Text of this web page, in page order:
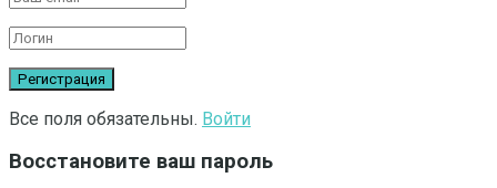
Все поля обязательны. Войти
Восстановите ваш пароль